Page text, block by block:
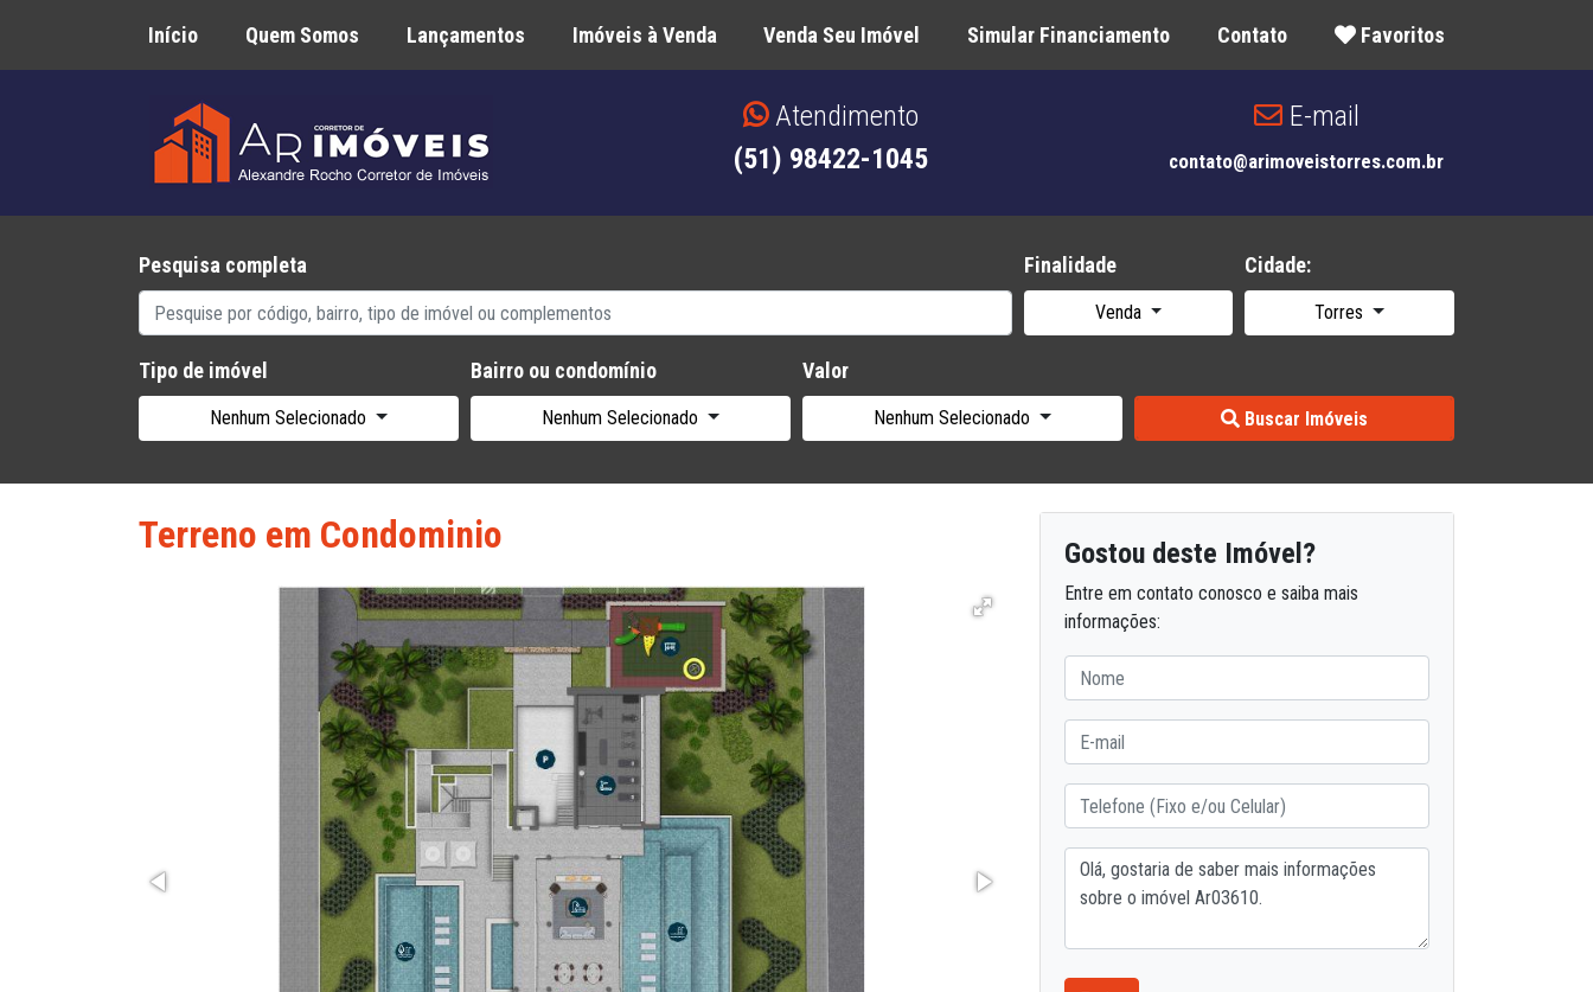
Início Quem Somos Lançamentos Imóveis à Venda Venda Seu Imóvel Simular Financiamento Contato Favoritos
Atendimento
(51) 98422-1045
E-mail
contato@arimoveistorres.com.br
Pesquisa completa Finalidade
Venda
Cidade:
Torres
Tipo de imóvel
Nenhum Selecionado
Bairro ou condomínio
Nenhum Selecionado
Valor
Nenhum Selecionado Buscar Imóveis
Terreno em Condominio Gostou deste Imóvel?
Entre em contato conosco e saiba mais
informações: